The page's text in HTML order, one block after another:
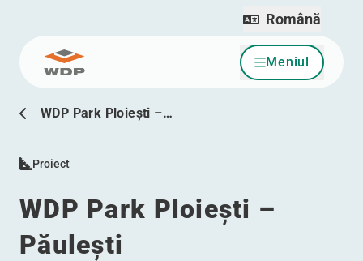
Sari la conținut Meniul
Română
WDP Park Ploiești –…
Proiect
WDP Park Ploiești –
Păulești